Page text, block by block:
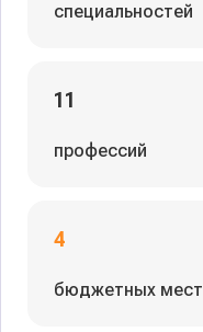
специальностей
11
профессий
4
бюджетных мест